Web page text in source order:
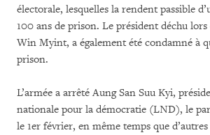
électorale, lesquelles la rendent passible
100 ans de prison. Le président déchu lors
Win Myint, a également été condamné à
prison.
L’armée a arrêté Aung San Suu Kyi,
nationale pour la démocratie (LND), le
le 1er février, en même temps que